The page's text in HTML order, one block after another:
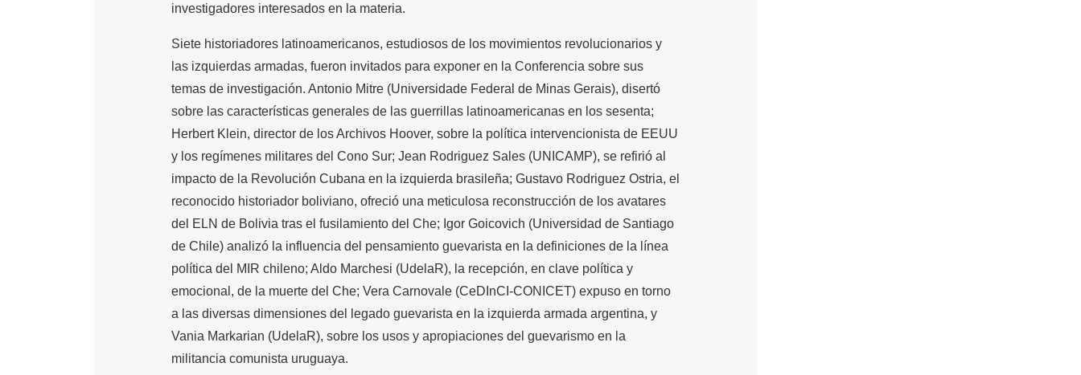
investigadores interesados en la materia.
Siete historiadores latinoamericanos, estudiosos de los movimientos revolucionarios y
las izquierdas armadas, fueron invitados para exponer en la Conferencia sobre sus
temas de investigación. Antonio Mitre (Universidade Federal de Minas Gerais), disertó
sobre las características generales de las guerrillas latinoamericanas en los sesenta;
Herbert Klein, director de los Archivos Hoover, sobre la política intervencionista de EEUU
y los regímenes militares del Cono Sur; Jean Rodriguez Sales (UNICAMP), se refirió al
impacto de la Revolución Cubana en la izquierda brasileña; Gustavo Rodriguez Ostria, el
reconocido historiador boliviano, ofreció una meticulosa reconstrucción de los avatares
del ELN de Bolivia tras el fusilamiento del Che; Igor Goicovich (Universidad de Santiago
de Chile) analizó la influencia del pensamiento guevarista en la definiciones de la línea
política del MIR chileno; Aldo Marchesi (UdelaR), la recepción, en clave política y
emocional, de la muerte del Che; Vera Carnovale (CeDInCI-CONICET) expuso en torno
a las diversas dimensiones del legado guevarista en la izquierda armada argentina, y
Vania Markarian (UdelaR), sobre los usos y apropiaciones del guevarismo en la
militancia comunista uruguaya.